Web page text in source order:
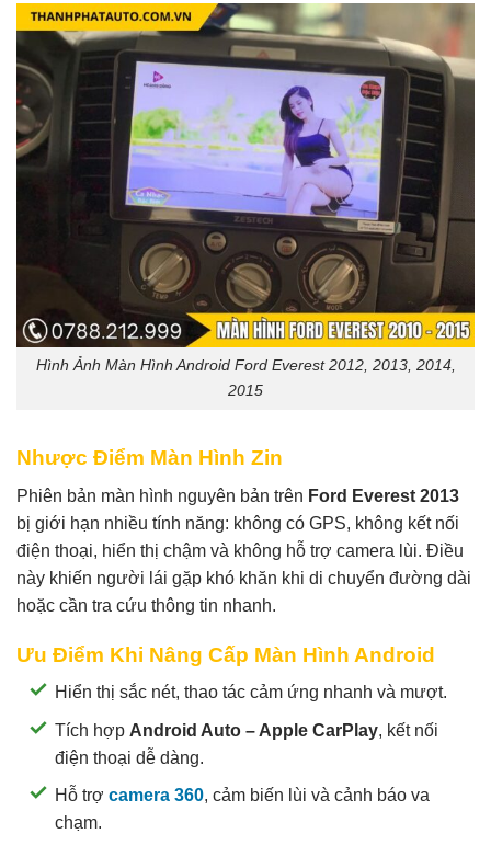
Hình Ảnh Màn Hình Android Ford Everest 2012, 2013, 2014,
2015
Nhược Điểm Màn Hình Zin
Phiên bản màn hình nguyên bản trên Ford Everest 2013
bị giới hạn nhiều tính năng: không có GPS, không kết nối
điện thoại, hiển thị chậm và không hỗ trợ camera lùi. Điều
này khiến người lái gặp khó khăn khi di chuyển đường dài
hoặc cần tra cứu thông tin nhanh.
Ưu Điểm Khi Nâng Cấp Màn Hình Android
Hiển thị sắc nét, thao tác cảm ứng nhanh và mượt.
Tích hợp Android Auto – Apple CarPlay, kết nối
điện thoại dễ dàng.
Hỗ trợ camera 360, cảm biến lùi và cảnh báo va
chạm.